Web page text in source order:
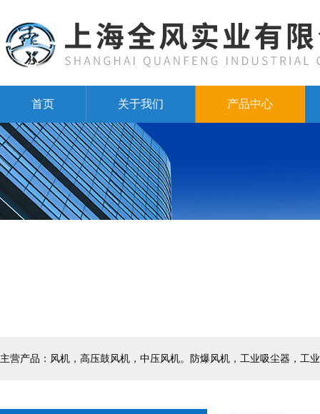
首页 关于我们 产品中心
主营产品：风机，高压鼓风机，中压风机。防爆风机，工业吸尘器，工